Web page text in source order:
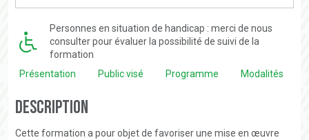
Personnes en situation de handicap : merci de nous
consulter pour évaluer la possibilité de suivi de la
formation
Présentation
Public visé Programme Modalités
Description
Cette formation a pour objet de favoriser une mise en œuvre